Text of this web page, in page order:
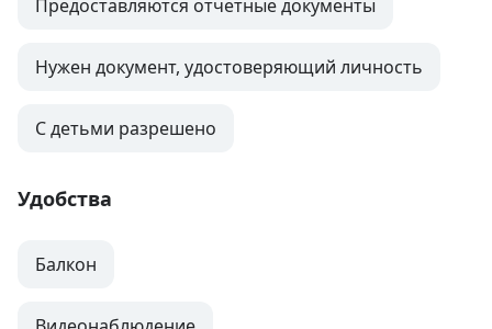
Предоставляются отчетные документы
Нужен документ, удостоверяющий личность
С детьми разрешено
Удобства
Балкон